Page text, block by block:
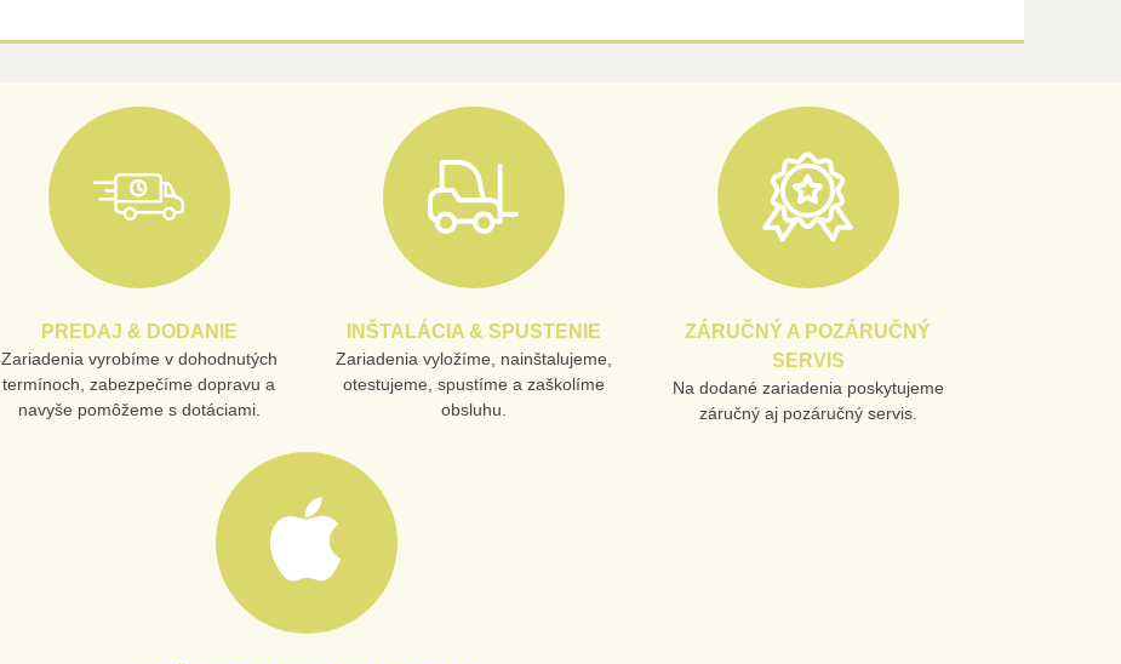
PREDAJ & DODANIE
Zariadenia vyrobíme v dohodnutých
termínoch, zabezpečíme dopravu a
navyše pomôžeme s dotáciami.
INŠTALÁCIA & SPUSTENIE
Zariadenia vyložíme, nainštalujeme,
otestujeme, spustíme a zaškolíme
obsluhu.
ZÁRUČNÝ A POZÁRUČNÝ
SERVIS
Na dodané zariadenia poskytujeme
záručný aj pozáručný servis.